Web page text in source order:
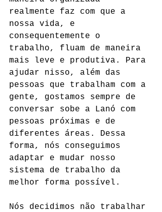
realmente faz com que a
nossa vida, e
consequentemente o
trabalho, fluam de maneira
mais leve e produtiva. Para
ajudar nisso, além das
pessoas que trabalham com a
gente, gostamos sempre de
conversar sobe a Lanó com
pessoas próximas e de
diferentes áreas. Dessa
forma, nós conseguimos
adaptar e mudar nosso
sistema de trabalho da
melhor forma possível.
Nós decidimos não trabalhar